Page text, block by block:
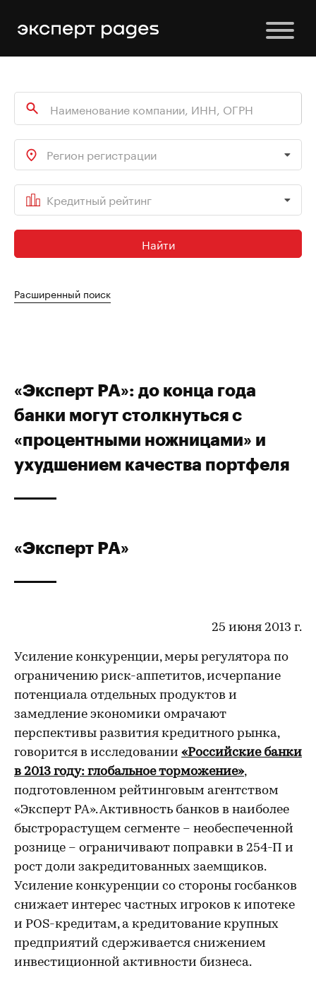
Регион регистрации
Кредитный рейтинг
Найти
Расширенный поиск
«Эксперт РА»: до конца года
банки могут столкнуться с
«процентными ножницами» и
ухудшением качества портфеля
«Эксперт РА»
25 июня 2013 г.
Усиление конкуренции, меры регулятора по
ограничению риск-аппетитов, исчерпание
потенциала отдельных продуктов и
замедление экономики омрачают
перспективы развития кредитного рынка,
говорится в исследовании «Российские банки
в 2013 году: глобальное торможение»,
подготовленном рейтинговым агентством
«Эксперт РА». Активность банков в наиболее
быстрорастущем сегменте – необеспеченной
рознице – ограничивают поправки в 254-П и
рост доли закредитованных заемщиков.
Усиление конкуренции со стороны госбанков
снижает интерес частных игроков к ипотеке
и POS-кредитам, а кредитование крупных
предприятий сдерживается снижением
инвестиционной активности бизнеса.